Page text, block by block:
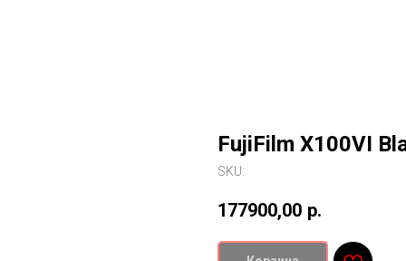
FujiFilm X100VI
SKU:
177900,00 р.